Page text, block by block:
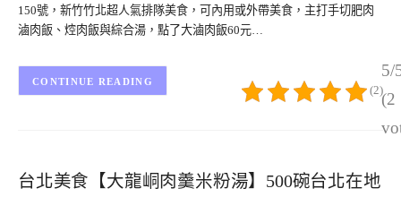
150號，新竹竹北超人氣排隊美食，可內用或外帶美食，主打手切肥肉
滷肉飯、焢肉飯與綜合湯，點了大滷肉飯60元…
5/
(2
(2)
CONTINUE READING
台北美食【大龍峒肉羹米粉湯】500碗台北在地